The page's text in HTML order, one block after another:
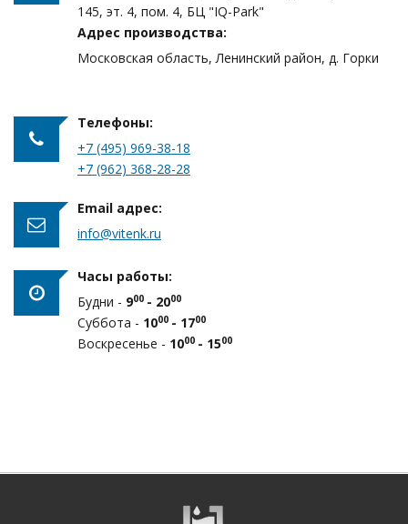
145, эт. 4, пом. 4, БЦ "IQ-Park"
Адрес производства:
Московская область, Ленинский район, д. Горки
Телефоны:
+7 (495) 969-38-18
+7 (962) 368-28-28
Email адрес:
info@vitenk.ru
Часы работы:
Будни - 900 - 2000
Суббота - 1000 - 1700
Воскресенье - 1000 - 1500